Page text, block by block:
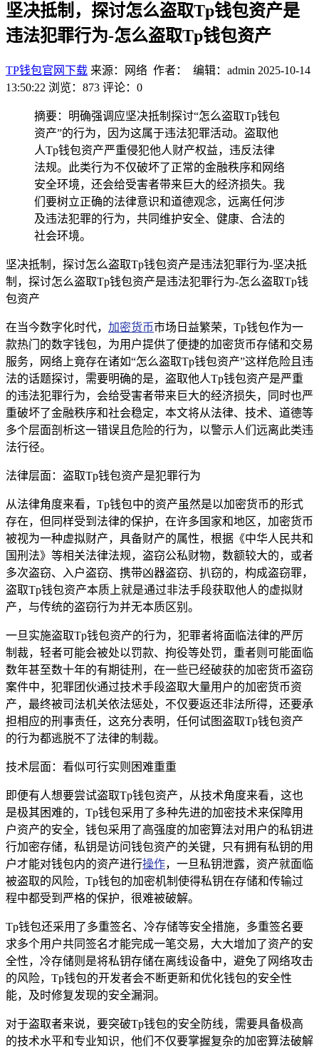
坚决抵制，探讨怎么盗取Tp钱包资产是
违法犯罪行为-怎么盗取Tp钱包资产
TP钱包官网下载 来源：网络 作者： 编辑：admin 2025-10-14
13:50:22 浏览：873 评论：0
摘要：明确强调应坚决抵制探讨“怎么盗取Tp钱包
资产”的行为，因为这属于违法犯罪活动。盗取他
人Tp钱包资产严重侵犯他人财产权益，违反法律
法规。此类行为不仅破坏了正常的金融秩序和网络
安全环境，还会给受害者带来巨大的经济损失。我
们要树立正确的法律意识和道德观念，远离任何涉
及违法犯罪的行为，共同维护安全、健康、合法的
社会环境。
坚决抵制，探讨怎么盗取Tp钱包资产是违法犯罪行为-坚决抵
制，探讨怎么盗取Tp钱包资产是违法犯罪行为-怎么盗取Tp钱
包资产
在当今数字化时代， 加密货币市场日益繁荣，Tp钱包作为一
款热门的数字钱包，为用户提供了便捷的加密货币存储和交易
服务，网络上竟存在诸如“怎么盗取Tp钱包资产”这样危险且违
法的话题探讨，需要明确的是，盗取他人Tp钱包资产是严重
的违法犯罪行为，会给受害者带来巨大的经济损失，同时也严
重破坏了金融秩序和社会稳定，本文将从法律、技术、道德等
多个层面剖析这一错误且危险的行为，以警示人们远离此类违
法行径。
法律层面：盗取Tp钱包资产是犯罪行为
从法律角度来看，Tp钱包中的资产虽然是以加密货币的形式
存在，但同样受到法律的保护，在许多国家和地区，加密货币
被视为一种虚拟财产，具备财产的属性，根据《中华人民共和
国刑法》等相关法律法规，盗窃公私财物，数额较大的，或者
多次盗窃、入户盗窃、携带凶器盗窃、扒窃的，构成盗窃罪，
盗取Tp钱包资产本质上就是通过非法手段获取他人的虚拟财
产，与传统的盗窃行为并无本质区别。
一旦实施盗取Tp钱包资产的行为，犯罪者将面临法律的严厉
制裁，轻者可能会被处以罚款、拘役等处罚，重者则可能面临
数年甚至数十年的有期徒刑，在一些已经破获的加密货币盗窃
案件中，犯罪团伙通过技术手段盗取大量用户的加密货币资
产，最终被司法机关依法惩处，不仅要返还非法所得，还要承
担相应的刑事责任，这充分表明，任何试图盗取Tp钱包资产
的行为都逃脱不了法律的制裁。
技术层面：看似可行实则困难重重
即便有人想要尝试盗取Tp钱包资产，从技术角度来看，这也
是极其困难的，Tp钱包采用了多种先进的加密技术来保障用
户资产的安全，钱包采用了高强度的加密算法对用户的私钥进
行加密存储，私钥是访问钱包资产的关键，只有拥有私钥的用
户才能对钱包内的资产进行操作，一旦私钥泄露，资产就面临
被盗取的风险，Tp钱包的加密机制使得私钥在存储和传输过
程中都受到严格的保护，很难被破解。
Tp钱包还采用了多重签名、冷存储等安全措施，多重签名要
求多个用户共同签名才能完成一笔交易，大大增加了资产的安
全性，冷存储则是将私钥存储在离线设备中，避免了网络攻击
的风险，Tp钱包的开发者会不断更新和优化钱包的安全性
能，及时修复发现的安全漏洞。
对于盗取者来说，要突破Tp钱包的安全防线，需要具备极高
的技术水平和专业知识，他们不仅要掌握复杂的加密算法破解